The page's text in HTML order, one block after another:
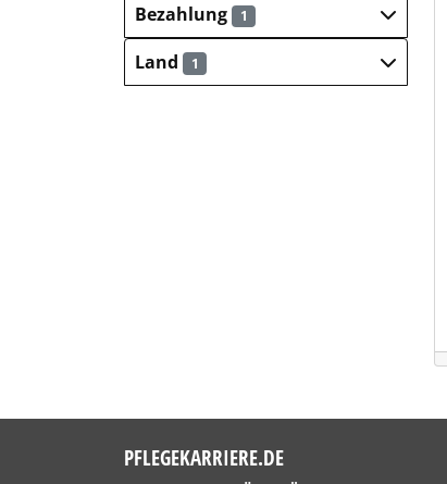
Bezahlung 1
Land 1
PFLEGEKARRIERE.DE